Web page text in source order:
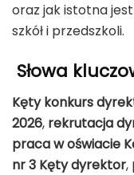
oraz jak istotna
szkół i przedszkoli.
Słowa
Kęty konkurs
2026, rekrutacja
praca w oświacie
nr 3 Kęty dyrektor,